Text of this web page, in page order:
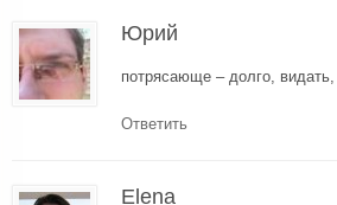
Юрий
потрясающе – долго,
Ответить
Elena